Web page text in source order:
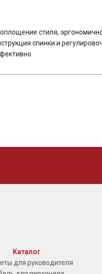
стиля,
спинки и
Каталог
для руководителя